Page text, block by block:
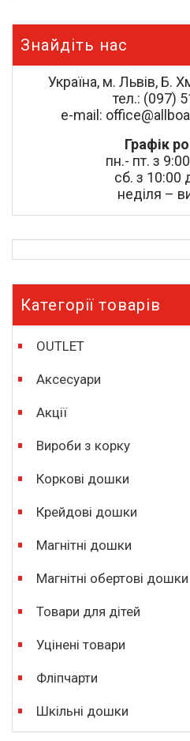
Знайдіть нас
Україна, м. Львів, Б.
тел.: (097)
e-mail:
Графік
пн.- пт. з
сб. з 10:00
неділя –
Категорії товарів
OUTLET
Аксесуари
Акції
Вироби з корку
Коркові дошки
Крейдові дошки
Магнітні дошки
Магнітні обертові дошки
Товари для дітей
Уцінені товари
Фліпчарти
Шкільні дошки